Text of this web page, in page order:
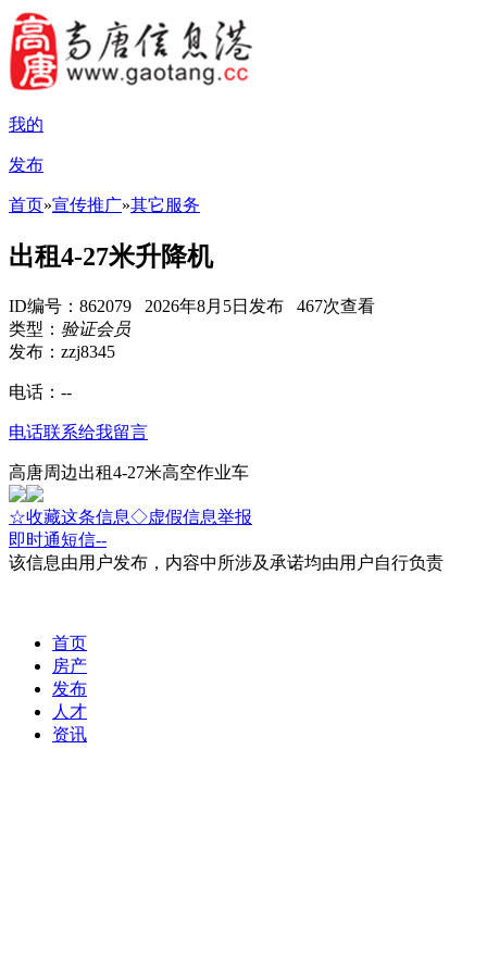
我的
发布
首页»宣传推广»其它服务
出租4-27米升降机
ID编号：862079 2026年8月5日发布 467次查看
类型： 验证会员
发布：zzj8345
电话： --
电话联系给我留言
高唐周边出租4-27米高空作业车
☆收藏这条信息◇虚假信息举报
即时通短信--
该信息由用户发布，内容中所涉及承诺均由用户自行负责
首页
房产
发布
人才
资讯